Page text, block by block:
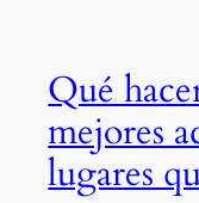
Qué
mejores
lugares